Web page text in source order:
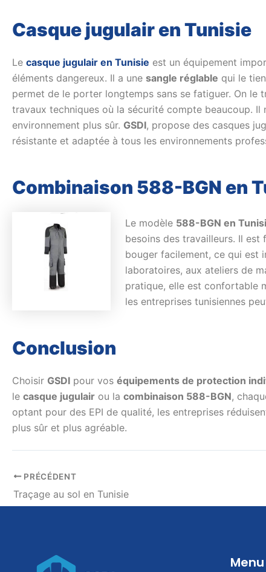
Casque jugulair en Tunisie
Le casque jugulair en Tunisie est un équipement
éléments dangereux. Il a une sangle réglable qui le
permet de le porter longtemps sans se fatiguer. On le
travaux techniques où la sécurité compte beaucoup.
environnement plus sûr. GSDI, propose des casques
résistante et adaptée à tous les environnements
Combinaison 588-BGN en
Le modèle 588-BGN en
besoins des travailleurs. Il
bouger facilement, ce qui est
laboratoires, aux ateliers de
pratique, elle est confortable
les entreprises tunisiennes
Conclusion
Choisir GSDI pour vos équipements de protection
le casque jugulair ou la combinaison 588-BGN,
optant pour des EPI de qualité, les entreprises
plus sûr et plus agréable.
PRÉCÉDENT
Traçage au sol en Tunisie
Menu